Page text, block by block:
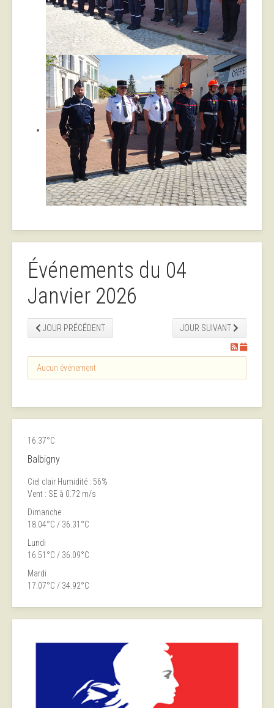
Événements du 04
Janvier 2026
JOUR PRÉCÉDENT JOUR SUIVANT
Aucun événement
16.37°C
Balbigny
Ciel clair Humidité : 56%
Vent : SE à 0.72 m/s
Dimanche
18.04°C / 36.31°C
Lundi
16.51°C / 36.09°C
Mardi
17.07°C / 34.92°C